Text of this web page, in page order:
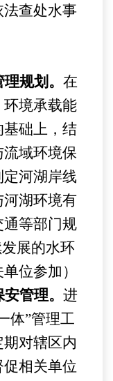
查处水事
规划。 在
境承载能
础上，结
域环境保
河湖岸线
湖环境有
通等部门规
展的水环
位参加）
管理。 进
体”管理工
对辖区内
相关单位